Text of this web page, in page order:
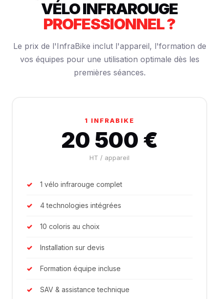
VÉLO INFRAROUGE
PROFESSIONNEL ?
Le prix de l'InfraBike inclut l'appareil, l'formation de
vos équipes pour une utilisation optimale dès les
premières séances.
1 INFRABIKE
20 500 €
HT / appareil
1 vélo infrarouge complet
4 technologies intégrées
10 coloris au choix
Installation sur devis
Formation équipe incluse
SAV & assistance technique